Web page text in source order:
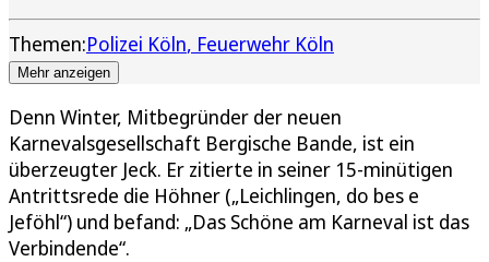
Themen:Polizei Köln Feuerwehr Köln
Mehr anzeigen
Denn Winter, Mitbegründer der neuen
Karnevalsgesellschaft Bergische Bande, ist ein
überzeugter Jeck. Er zitierte in seiner 15-minütigen
Antrittsrede die Höhner („Leichlingen, do bes e
Jeföhl“) und befand: „Das Schöne am Karneval ist das
Verbindende“.